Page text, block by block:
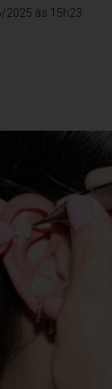
2025 às 15h23